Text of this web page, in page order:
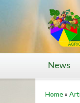
News
Home»